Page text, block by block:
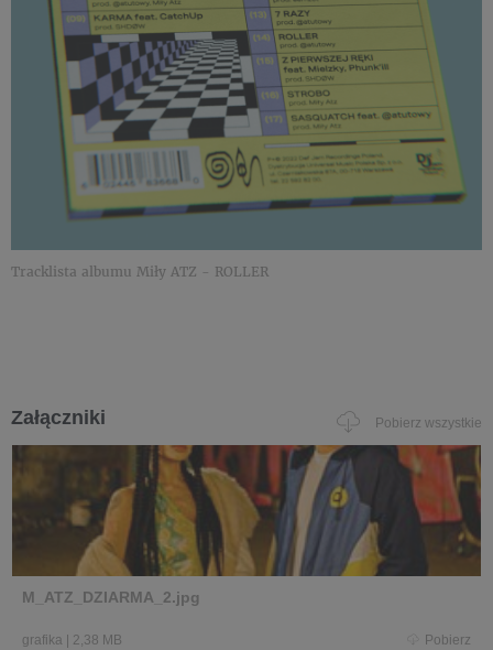
Tracklista albumu Miły ATZ - ROLLER
Załączniki Pobierz wszystkie
M_ATZ_DZIARMA_2.jpg
grafika 2,38 MB Pobierz